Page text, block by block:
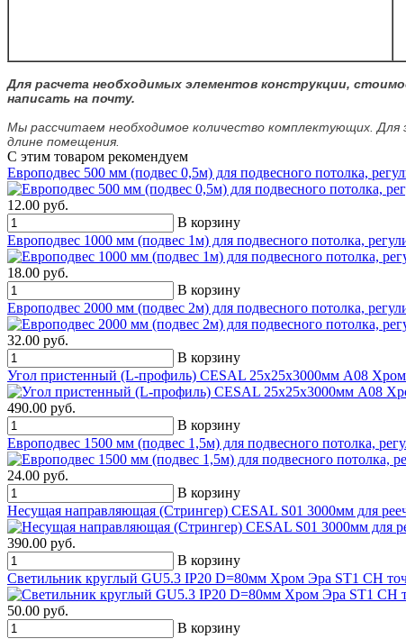
Для расчета необходимых элементов конструкции,
написать на почту.
Мы рассчитаем необходимое количество комплектующих. Для
длине помещения.
С этим товаром рекомендуем
Европодвес 500 мм (подвес 0,5м) для подвесного потолка,
12.00 руб.
В корзину
Европодвес 1000 мм (подвес 1м) для подвесного потолка,
18.00 руб.
В корзину
Европодвес 2000 мм (подвес 2м) для подвесного потолка,
32.00 руб.
В корзину
Угол пристенный (L-профиль) CESAL 25х25х3000мм А08
490.00 руб.
В корзину
Европодвес 1500 мм (подвес 1,5м) для подвесного потолка,
24.00 руб.
В корзину
Несущая направляющая (Стрингер) CESAL S01 3000мм для
390.00 руб.
В корзину
Светильник круглый GU5.3 IP20 D=80мм Хром Эра ST1 CH
50.00 руб.
В корзину